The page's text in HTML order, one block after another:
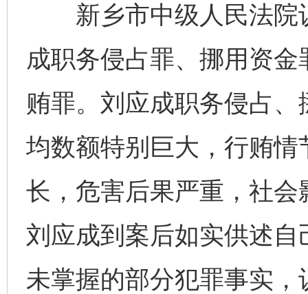
新乡市中级人民法院
成职务侵占罪、挪用资
贿罪。刘应成职务侵占
均数额特别巨大，行贿
长，危害后果严重，社
刘应成到案后如实供述
未掌握的部分犯罪事实